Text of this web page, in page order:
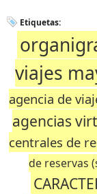
Etiquetas:
viajes
agencia de
agencias
centrales de
de reservas